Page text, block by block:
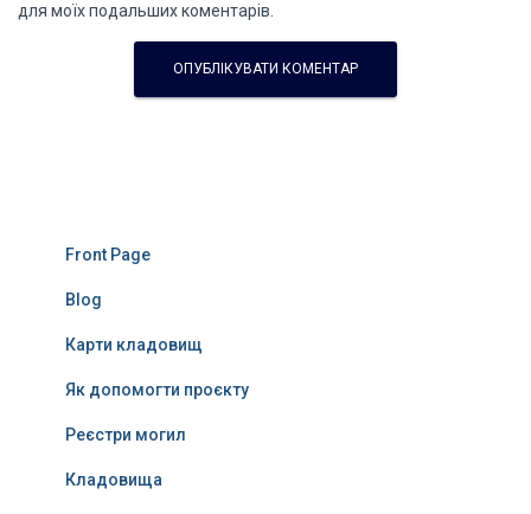
для моїх подальших коментарів.
Front Page
Blog
Карти кладовищ
Як допомогти проєкту
Реєстри могил
Кладовища